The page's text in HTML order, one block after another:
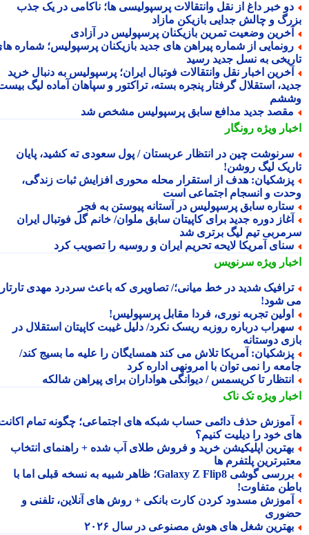
خبر داغ از نقل وانتقالات پرسپولیسی ها؛ ناکامی در یک جذب
و چالش جدایی بازیکن مازاد
وضعیت تمرین بازیکنان پرسپولیس در آزادی
از شماره پیراهن های جدید بازیکنان پرسپولیس؛ شماره های
به نسل جدید رسید
اخبار نقل وانتقالات فوتبال ایران؛ پرسپولیس به دنبال خرید
استقلال گرفتار پنجره بسته، تراکتور و سپاهان آماده لیگ بیست
جدید مدافع سابق پرسپولیس مشخص شد
ویژهرونگار
چین در انتظار عربستان / پول سعودی ته کشید، پایان
لیگ روشن!
هدف از استقرار محله محوری افزایش ثبات زندگی،
و انسجام اجتماعی است
سابق پرسپولیس در آستانه پیوستن به فجر
دوره جدید برای کاپیتان سابق ملوان/ خانم گل فوتبال ایران
تیم لیگ برتری شد
آمریکا لایحه تحریم ایران و روسیه را تصویب کرد
ویژهسرنویس
شدید در خط میانی؛/ تصاویری که باعث سردرد مهدی تارتار
شود!
تجربه نوری، فردا مقابل پرسپولیس!
درباره روزبه ریسک نکرد/ دلیل غیبت کاپیتان استقلال در
دوستانه
آمریکا تلاش می کند همسایگان را علیه ما بسیج کند/
را نمی توان با امرونهی اداره کرد
تا کریسمس / دیوانگی هواداران برای پیراهن شالکه
ویژهتک ناک
حذف دائمی حساب شبکه های اجتماعی؛ چگونه تمام اکانت
خود را دیلیت کنیم؟
اپلیکیشن خرید و فروش طلای آب شده + راهنمای انتخاب
پلتفرم ها
بررسی گوشی Galaxy Z Flip8؛ ظاهر شبیه به نسخه قبلی اما با
متفاوت!
مسدود کردن کارت بانکی + روش های آنلاین، تلفنی و
شغل های هوش مصنوعی در سال ۲۰۲۶